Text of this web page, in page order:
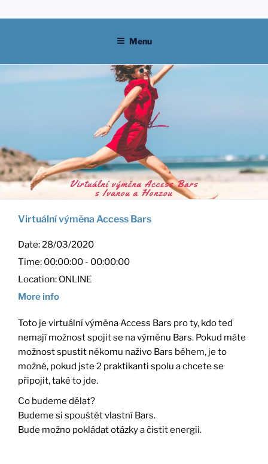
to
Menu
Virtuální výměna Access Bars
Date:28/03/2020
Time: 00:00:00 - 00:00:00
Location: ONLINE
More info
Toto je virtuální výměna Access Bars pro ty, kdo teď
nemají možnost spojit se na výměnu Bars. Pokud máte
možnost spustit někomu naživo Bars během, je to
možné, pokud jste 2 praktikanti spolu a chcete se
připojit, také to jde.
Co budeme dělat?
Budeme si spouštět vlastní Bars.
Bude možno pokládat otázky a čistit energii.